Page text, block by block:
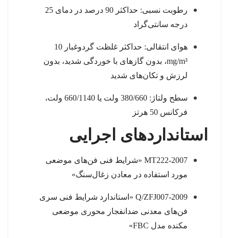
رطوبت نسبی: حداکثر 90 درصد در دمای 25
درجه سانتی‌گراد
هوای انتقالی: حداکثر غلظت گردوغبار 10
mg/m³، بدون گازهای با خوردگی شدید، بدون
لرزش و تکان‌های شدید
سطح ولتاژ: 380/660 ولت یا 660/1140 ولت،
فرکانس 50 هرتز
استانداردهای اجرایی
MT222-2007 «شرایط فنی فن‌های موضعی
مورد استفاده در معادن زغال‌سنگ»
Q/ZFJ007-2009 «استاندارد شرایط فنی سری
فن‌های معدنی ضدانفجار محوری موضعی
مکنده مدل FBC»